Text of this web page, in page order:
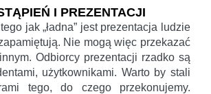
I PREZENTACJI
jak „ładna” jest prezentacja ludzie
Nie mogą więc przekazać
Odbiorcy prezentacji rzadko są
użytkownikami. Warto by stali
tego, do czego przekonujemy.